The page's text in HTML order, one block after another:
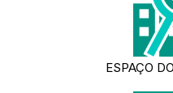
ESPAÇO